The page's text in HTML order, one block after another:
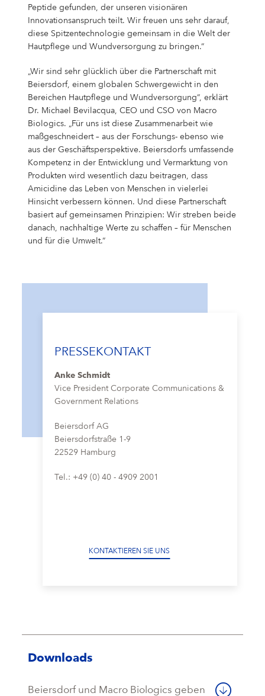
Peptide gefunden, der unseren visionären
Innovationsanspruch teilt. Wir freuen uns sehr darauf,
diese Spitzentechnologie gemeinsam in die Welt der
Hautpflege und Wundversorgung zu bringen.“
„Wir sind sehr glücklich über die Partnerschaft mit
Beiersdorf, einem globalen Schwergewicht in den
Bereichen Hautpflege und Wundversorgung“, erklärt
Dr. Michael Bevilacqua, CEO und CSO von Macro
Biologics. „Für uns ist diese Zusammenarbeit wie
maßgeschneidert – aus der Forschungs- ebenso wie
aus der Geschäftsperspektive. Beiersdorfs umfassende
Kompetenz in der Entwicklung und Vermarktung von
Produkten wird wesentlich dazu beitragen, dass
Amicidine das Leben von Menschen in vielerlei
Hinsicht verbessern können. Und diese Partnerschaft
basiert auf gemeinsamen Prinzipien: Wir streben beide
danach, nachhaltige Werte zu schaffen – für Menschen
und für die Umwelt.“
PRESSEKONTAKT
Anke Schmidt
Vice President Corporate Communications &
Government Relations
Beiersdorf AG
Beiersdorfstraße 1-9
22529 Hamburg
Tel.: +49 (0) 40 - 4909 2001
KONTAKTIEREN SIE UNS
Downloads
Beiersdorf und Macro Biologics geben